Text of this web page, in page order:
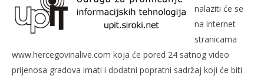
nalaziti će se
na internet
stranicama
www.hercegovinalive.com koja će pored 24 satnog video
prijenosa gradova imati i dodatni popratni sadržaj koji će biti